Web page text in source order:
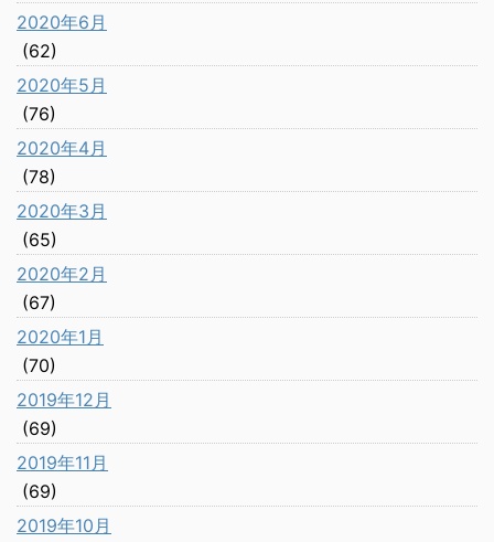
2020年6月
(62)
2020年5月
(76)
2020年4月
(78)
2020年3月
(65)
2020年2月
(67)
2020年1月
(70)
2019年12月
(69)
2019年11月
(69)
2019年10月